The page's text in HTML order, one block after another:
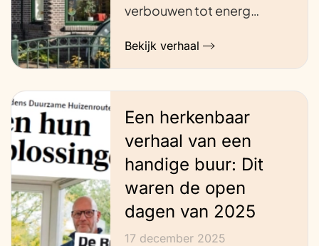
verbouwen tot energ…
Bekijk verhaal
Een herkenbaar
verhaal van een
handige buur: Dit
waren de open
dagen van 2025
17 december 2025